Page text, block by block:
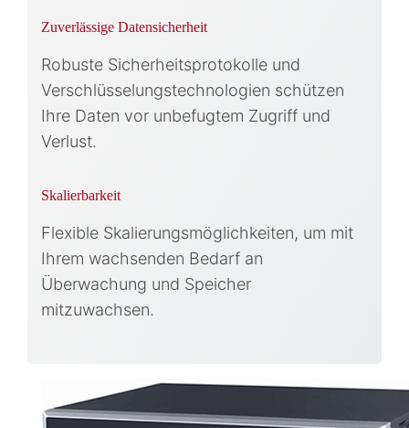
Zuverlässige Datensicherheit
Robuste Sicherheitsprotokolle und
Verschlüsselungstechnologien schützen
Ihre Daten vor unbefugtem Zugriff und
Verlust.
Skalierbarkeit
Flexible Skalierungsmöglichkeiten, um mit
Ihrem wachsenden Bedarf an
Überwachung und Speicher
mitzuwachsen.